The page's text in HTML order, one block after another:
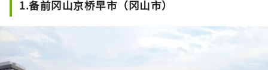
1.备前冈山京桥早市（冈山市）